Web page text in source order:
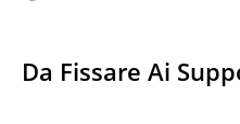
Da Fissare Ai